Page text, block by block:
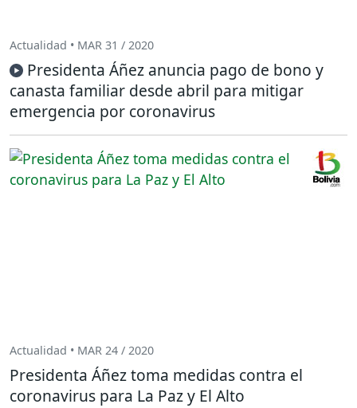
Actualidad • MAR 31 / 2020
Presidenta Áñez anuncia pago de bono y
canasta familiar desde abril para mitigar
emergencia por coronavirus
Actualidad • MAR 24 / 2020
Presidenta Áñez toma medidas contra el
coronavirus para La Paz y El Alto